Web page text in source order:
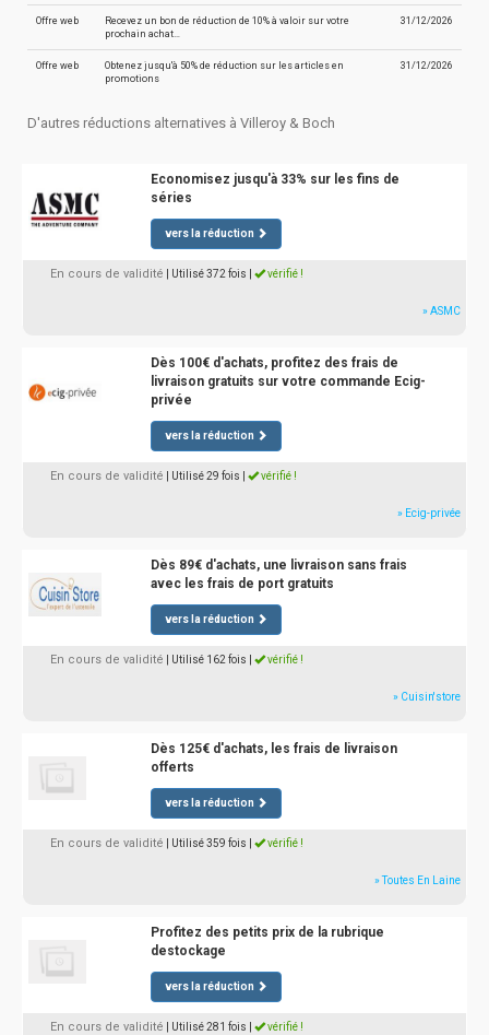
Offre web
Recevez un bon de réduction de 10% à valoir sur votre
prochain achat…
31/12/2026
Offre web
Obtenez jusqu'à 50% de réduction sur les articles en
promotions
31/12/2026
D'autres réductions alternatives à Villeroy & Boch
Economisez jusqu'à 33% sur les fins de
séries
vers la réduction
En cours de validité | Utilisé 372 fois vérifié !
» ASMC
Dès 100€ d'achats, profitez des frais de
livraison gratuits sur votre commande Ecig-
privée
vers la réduction
En cours de validité | Utilisé 29 fois vérifié !
» Ecig-privée
Dès 89€ d'achats, une livraison sans frais
avec les frais de port gratuits
vers la réduction
En cours de validité | Utilisé 162 fois vérifié !
» Cuisin'store
Dès 125€ d'achats, les frais de livraison
offerts
vers la réduction
En cours de validité | Utilisé 359 fois vérifié !
» Toutes En Laine
Profitez des petits prix de la rubrique
destockage
vers la réduction
En cours de validité | Utilisé 281 fois vérifié !